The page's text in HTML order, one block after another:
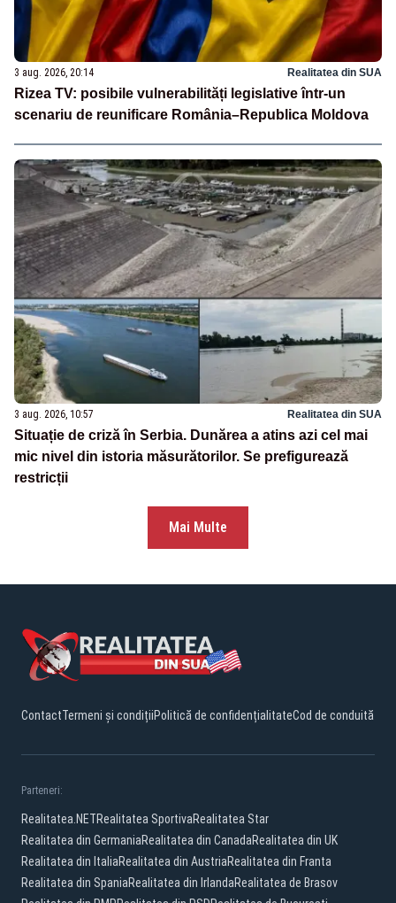
3 aug. 2026, 20:14 Realitatea din SUA
Rizea TV: posibile vulnerabilități legislative într-un
scenariu de reunificare România–Republica Moldova
3 aug. 2026, 10:57 Realitatea din SUA
Situație de criză în Serbia. Dunărea a atins azi cel mai
mic nivel din istoria măsurătorilor. Se prefigurează
restricții
Mai Multe
ContactTermeni și condițiiPolitică de confidențialitateCod de conduită
Parteneri:
Realitatea.NETRealitatea SportivaRealitatea Star
Realitatea din GermaniaRealitatea din CanadaRealitatea din UK
Realitatea din ItaliaRealitatea din AustriaRealitatea din Franta
Realitatea din SpaniaRealitatea din IrlandaRealitatea de Brasov